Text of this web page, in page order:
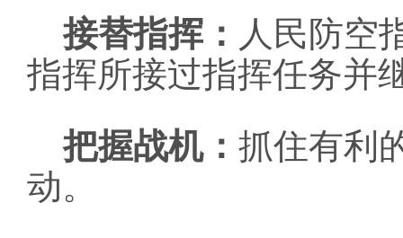
接替指挥： 人民防空
指挥所接过指挥任务并
把握战机： 抓住有利
动。